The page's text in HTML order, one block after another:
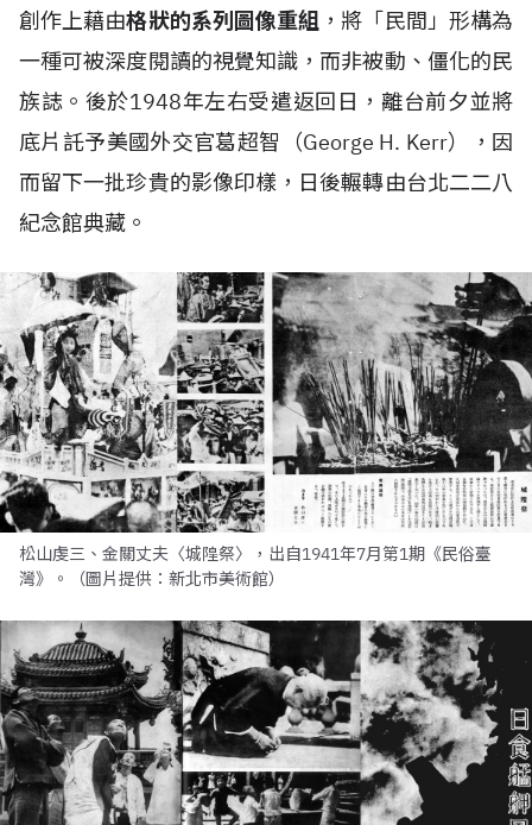
創作上藉由格狀的系列圖像重組 ，將「民間」形構為
一種可被深度閱讀的視覺知識，而非被動、僵化的民
族誌。後於1948年左右受遣返回日，離台前夕並將
底片託予美國外交官葛超智（George H. Kerr），因
而留下一批珍貴的影像印樣，日後輾轉由台北二二八
紀念館典藏。
松山虔三、金關丈夫〈城隍祭〉，出自1941年7月第1期《民俗臺
灣》。（圖片提供：新北市美術館）